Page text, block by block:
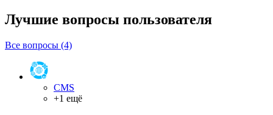
Лучшие вопросы пользователя
Все вопросы (4)
CMS
+1 ещё